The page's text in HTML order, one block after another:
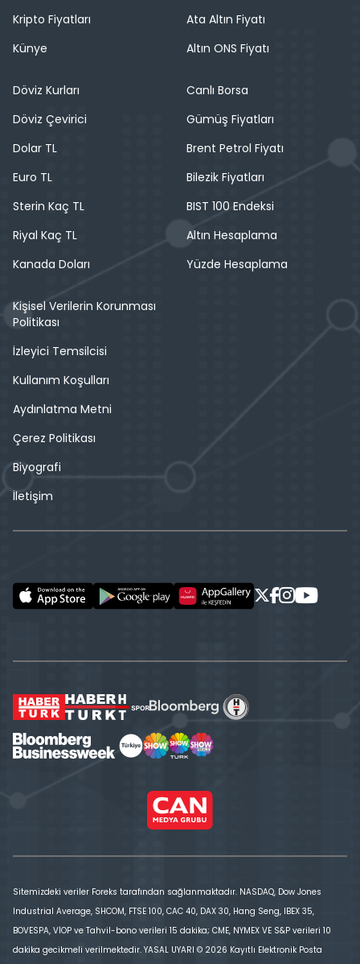
Kripto Fiyatları
Künye
Ata Altın Fiyatı
Altın ONS Fiyatı
Döviz Kurları
Döviz Çevirici
Dolar TL
Euro TL
Sterin Kaç TL
Riyal Kaç TL
Kanada Doları
Canlı Borsa
Gümüş Fiyatları
Brent Petrol Fiyatı
Bilezik Fiyatları
BIST 100 Endeksi
Altın Hesaplama
Yüzde Hesaplama
Kişisel Verilerin Korunması
Politikası
İzleyici Temsilcisi
Kullanım Koşulları
Aydınlatma Metni
Çerez Politikası
Biyografi
İletişim
Sitemizdeki veriler Foreks tarafından sağlanmaktadır. NASDAQ, Dow Jones
Industrial Average, SHCOM, FTSE 100, CAC 40, DAX 30, Hang Seng, IBEX 35,
BOVESPA, VİOP ve Tahvil-bono verileri 15 dakika; CME, NYMEX VE S&P verileri 10
dakika gecikmeli verilmektedir. YASAL UYARI © 2026 Kayıtlı Elektronik Posta